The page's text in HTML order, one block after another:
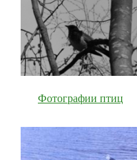
Фотографии птиц